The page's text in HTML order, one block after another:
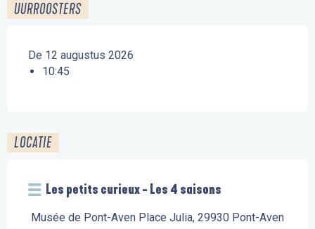
UURROOSTERS
De 12 augustus 2026
10:45
LOCATIE
Les petits curieux - Les 4 saisons
Musée de Pont-Aven Place Julia, 29930 Pont-Aven